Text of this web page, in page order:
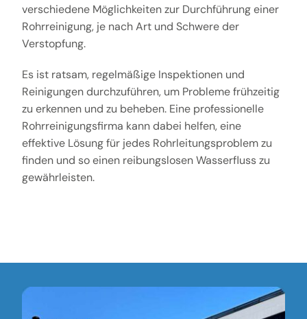
verschiedene Möglichkeiten zur Durchführung einer
Rohrreinigung, je nach Art und Schwere der
Verstopfung.
Es ist ratsam, regelmäßige Inspektionen und
Reinigungen durchzuführen, um Probleme frühzeitig
zu erkennen und zu beheben. Eine professionelle
Rohrreinigungsfirma kann dabei helfen, eine
effektive Lösung für jedes Rohrleitungsproblem zu
finden und so einen reibungslosen Wasserfluss zu
gewährleisten.